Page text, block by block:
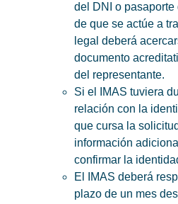
del DNI o
de que se actúe a
legal deberá
documento
del representante.
Si el IMAS tuviera
relación con la
que cursa la
información
confirmar la
El IMAS deberá
plazo de un mes